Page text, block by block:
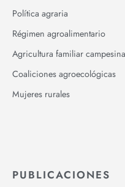
Política agraria
Régimen agroalimentario
Agricultura familiar campesina
Coaliciones agroecológicas
Mujeres rurales
PUBLICACIONES